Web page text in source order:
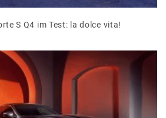
S Q4 im Test: la dolce vita!